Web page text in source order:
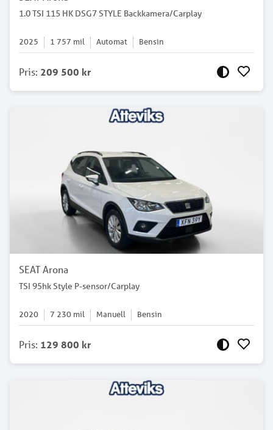
1.0 TSI 115 HK DSG7 STYLE Backkamera/Carplay
2025 1 757 mil Automat Bensin
Pris: 209 500 kr
SEAT Arona
TSI 95hk Style P-sensor/Carplay
2020 7 230 mil Manuell Bensin
Pris: 129 800 kr